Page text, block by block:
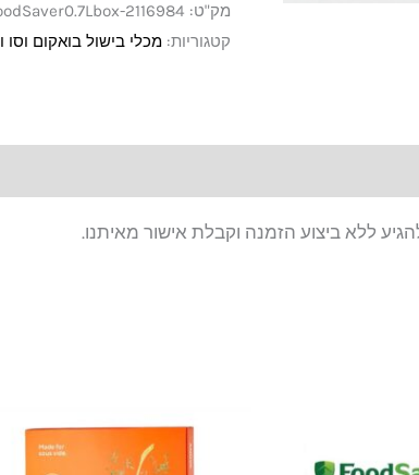
מק"ט: 2116984
קטגוריות: מכלי בישול בואקום וסו
ללא ביצוע הזמנה וקבלת אישור מאיתנו.